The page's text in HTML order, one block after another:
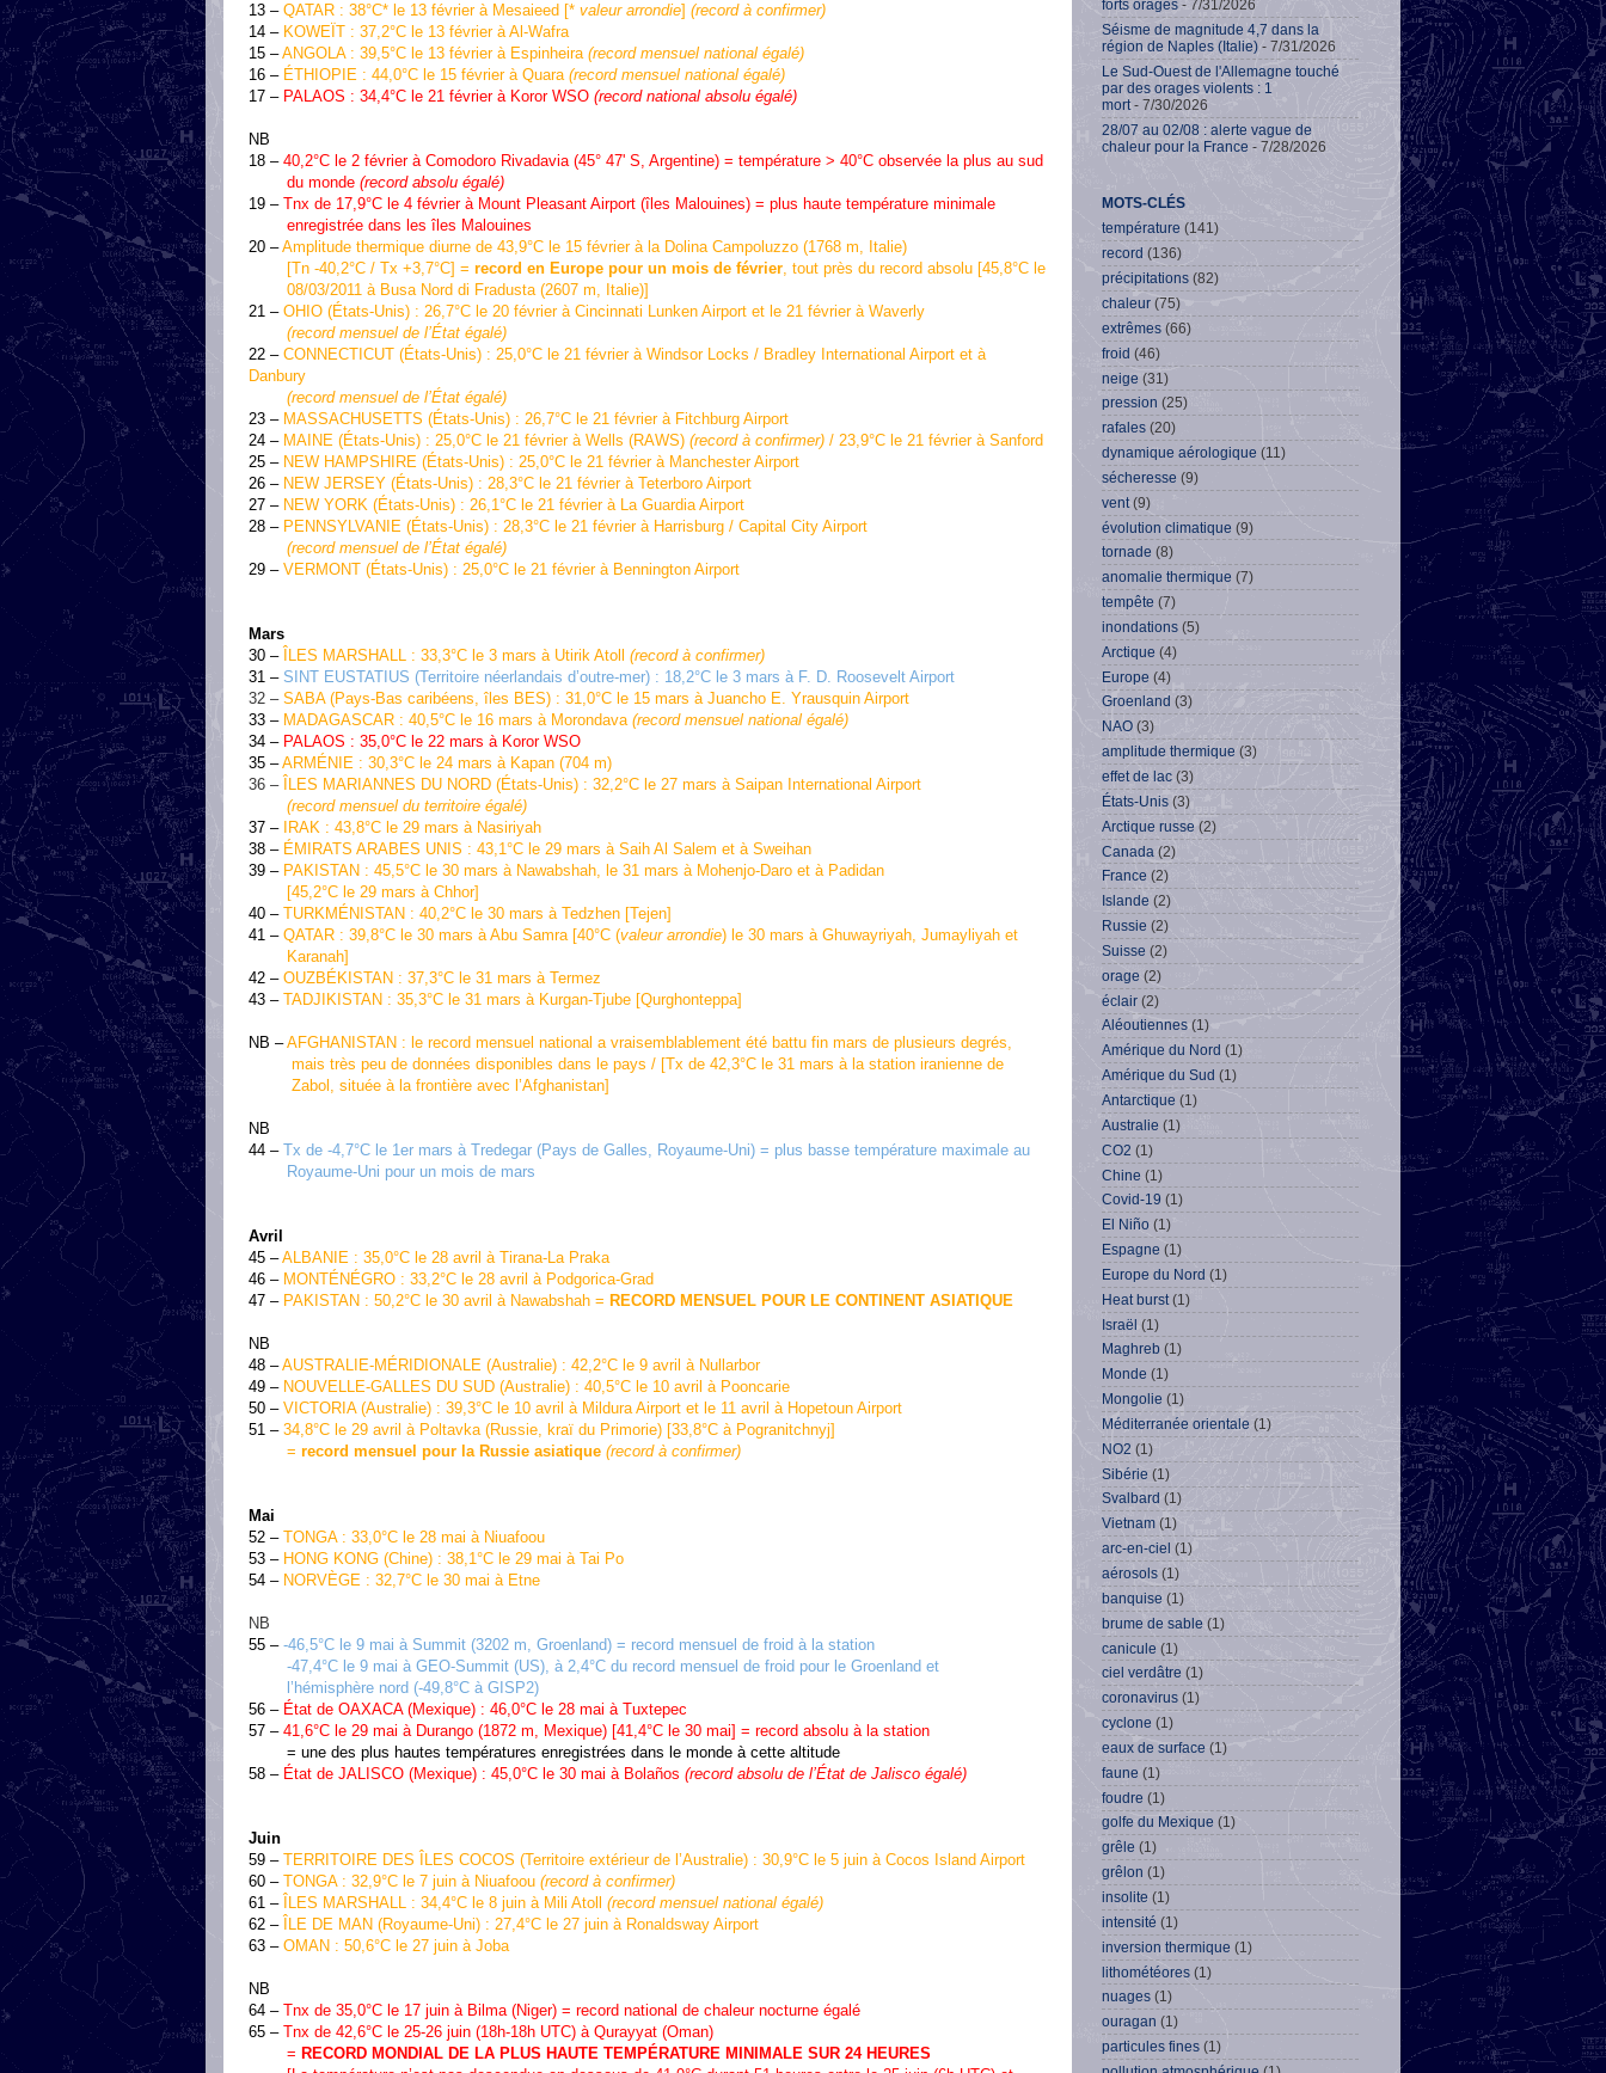
13 – QATAR : 38°C* le 13 février à Mesaieed [* valeur arrondie] (record à confirmer)
14 – KOWEÏT : 37,2°C le 13 février à Al-Wafra
15 – ANGOLA : 39,5°C le 13 février à Espinheira (record mensuel national égalé)
16 – ÉTHIOPIE : 44,0°C le 15 février à Quara (record mensuel national égalé)
17 – PALAOS : 34,4°C le 21 février à Koror WSO (record national absolu égalé)
NB
18 –40,2°C le 2 février à Comodoro Rivadavia (45° 47' S, Argentine) = température > 40°C observée la plus au sud
du monde (record absolu égalé)
19 –Tnx de 17,9°C le 4 février à Mount Pleasant Airport (îles Malouines) = plus haute température minimale
enregistrée dans les îles Malouines
20 –Amplitude thermique diurne de 43,9°C le 15 février à la Dolina Campoluzzo (1768 m, Italie)
[Tn -40,2°C / Tx +3,7°C] = record en Europe pour un mois de février, tout près du record absolu [45,8°C le
08/03/2011 à Busa Nord di Fradusta (2607 m, Italie)]
21 –OHIO (États-Unis) : 26,7°C le 20 février à Cincinnati Lunken Airport et le 21 février à Waverly
(record mensuel de l’État égalé)
22 – CONNECTICUT (États-Unis) : 25,0°C le 21 février à Windsor Locks / Bradley International Airport et à
Danbury
(record mensuel de l’État égalé)
23 – MASSACHUSETTS (États-Unis) : 26,7°C le 21 février à Fitchburg Airport
24 –MAINE (États-Unis) : 25,0°C le 21 février à Wells (RAWS) (record à confirmer) / 23,9°C le 21 février à Sanford
25 –NEW HAMPSHIRE (États-Unis) : 25,0°C le 21 février à Manchester Airport
26 – NEW JERSEY (États-Unis) : 28,3°C le 21 février à Teterboro Airport
27 – NEW YORK (États-Unis) : 26,1°C le 21 février à La Guardia Airport
28 – PENNSYLVANIE (États-Unis) : 28,3°C le 21 février à Harrisburg / Capital City Airport
(record mensuel de l’État égalé)
29 – VERMONT (États-Unis) : 25,0°C le 21 février à Bennington Airport
Mars
30 –
ÎLES MARSHALL : 33,3°C le 3 mars à Utirik Atoll (record à confirmer)
31 – SINT EUSTATIUS (Territoire néerlandais d’outre-mer) : 18,2°C le 3 mars à F. D. Roosevelt Airport
32 – SABA (Pays-Bas caribéens, îles BES) : 31,0°C le 15 mars à Juancho E. Yrausquin Airport
33 – MADAGASCAR : 40,5°C le 16 mars à Morondava (record mensuel national égalé)
34 – PALAOS : 35,0°C le 22 mars à Koror WSO
35 – ARMÉNIE : 30,3°C le 24 mars à Kapan (704 m)
36 – ÎLES MARIANNES DU NORD (États-Unis) : 32,2°C le 27 mars à Saipan International Airport
(record mensuel du territoire égalé)
37 –
IRAK : 43,8°C le 29 mars à Nasiriyah
38 – ÉMIRATS ARABES UNIS : 43,1°C le 29 mars à Saih Al Salem et à Sweihan
39 – PAKISTAN : 45,5°C le 30 mars à Nawabshah, le 31 mars à Mohenjo-Daro et à Padidan
[45,2°C le 29 mars à Chhor]
40 – TURKMÉNISTAN : 40,2°C le 30 mars à Tedzhen [Tejen]
41 – QATAR : 39,8°C le 30 mars à Abu Samra [40°C (valeur arrondie) le 30 mars à Ghuwayriyah, Jumayliyah et
Karanah]
42 – OUZBÉKISTAN : 37,3°C le 31 mars à Termez
43 – TADJIKISTAN : 35,3°C le 31 mars à Kurgan-Tjube [Qurghonteppa]
NB – AFGHANISTAN : le record mensuel national a vraisemblablement été battu fin mars de plusieurs degrés,
mais très peu de données disponibles dans le pays / [Tx de 42,3°C le 31 mars à la station iranienne de
Zabol, située à la frontière avec l’Afghanistan]
NB
44 –Tx de -4,7°C le 1er mars à Tredegar (Pays de Galles, Royaume-Uni) = plus basse température maximale au
Royaume-Uni pour un mois de mars
Avril
45 – ALBANIE : 35,0°C le 28 avril à Tirana-La Praka
46 – MONTÉNÉGRO : 33,2°C le 28 avril à Podgorica-Grad
47 – PAKISTAN : 50,2°C le 30 avril à Nawabshah = RECORD MENSUEL POUR LE CONTINENT ASIATIQUE
NB
48 – AUSTRALIE-MÉRIDIONALE (Australie) : 42,2°C le 9 avril à Nullarbor
49 – NOUVELLE-GALLES DU SUD (Australie) : 40,5°C le 10 avril à Pooncarie
50 – VICTORIA (Australie) : 39,3°C le 10 avril à Mildura Airport et le 11 avril à Hopetoun Airport
51 – 34,8°C le 29 avril à Poltavka (Russie, kraï du Primorie) [33,8°C à Pogranitchnyj]
= record mensuel pour la Russie asiatique (record à confirmer)
Mai
52 – TONGA : 33,0°C le 28 mai à Niuafoou
53 – HONG KONG (Chine) : 38,1°C le 29 mai à Tai Po
54 – NORVÈGE : 32,7°C le 30 mai à Etne
NB
55 – -46,5°C le 9 mai à Summit (3202 m, Groenland) = record mensuel de froid à la station
-47,4°C le 9 mai à GEO-Summit (US), à 2,4°C du record mensuel de froid pour le Groenland et
l’hémisphère nord (-49,8°C à GISP2)
56 – État de OAXACA (Mexique) : 46,0°C le 28 mai à Tuxtepec
57 – 41,6°C le 29 mai à Durango (1872 m, Mexique) [41,4°C le 30 mai] = record absolu à la station
= une des plus hautes températures enregistrées dans le monde à cette altitude
58 – État de JALISCO (Mexique) : 45,0°C le 30 mai à Bolaños (record absolu de l’État de Jalisco égalé)
Juin
59 – TERRITOIRE DES ÎLES COCOS (Territoire extérieur de l’Australie) : 30,9°C le 5 juin à Cocos Island Airport
60 – TONGA : 32,9°C le 7 juin à Niuafoou (record à confirmer)
61 –
ÎLES MARSHALL : 34,4°C le 8 juin à Mili Atoll (record mensuel national égalé)
62 –
ÎLE DE MAN (Royaume-Uni) : 27,4°C le 27 juin à Ronaldsway Airport
63 – OMAN : 50,6°C le 27 juin à Joba
NB
64 – Tnx de 35,0°C le 17 juin à Bilma (Niger) = record national de chaleur nocturne égalé
65 – Tnx de 42,6°C le 25-26 juin (18h-18h UTC) à Qurayyat (Oman)
= RECORD MONDIAL DE LA PLUS HAUTE TEMPÉRATURE MINIMALE SUR 24 HEURES
forts orages - 7/31/2026
Séisme de magnitude 4,7 dans la
région de Naples (Italie) - 7/31/2026
Le Sud-Ouest de l'Allemagne touché
par des orages violents : 1
mort- 7/30/2026
28/07 au 02/08 : alerte vague de
chaleur pour la France - 7/28/2026
MOTS-CLÉS
température (141)
record (136)
précipitations (82)
chaleur (75)
extrêmes (66)
froid (46)
neige (31)
pression (25)
rafales (20)
dynamique aérologique (11)
sécheresse (9)
vent (9)
évolution climatique (9)
tornade (8)
anomalie thermique (7)
tempête (7)
inondations (5)
Arctique (4)
Europe (4)
Groenland (3)
NAO (3)
amplitude thermique (3)
effet de lac (3)
États-Unis (3)
Arctique russe (2)
Canada (2)
France (2)
Islande (2)
Russie (2)
Suisse (2)
orage (2)
éclair (2)
Aléoutiennes (1)
Amérique du Nord (1)
Amérique du Sud (1)
Antarctique (1)
Australie (1)
CO2 (1)
Chine (1)
Covid-19 (1)
El Niño (1)
Espagne (1)
Europe du Nord (1)
Heat burst (1)
Israël (1)
Maghreb (1)
Monde (1)
Mongolie (1)
Méditerranée orientale (1)
NO2 (1)
Sibérie (1)
Svalbard (1)
Vietnam (1)
arc-en-ciel (1)
aérosols (1)
banquise (1)
brume de sable (1)
canicule (1)
ciel verdâtre (1)
coronavirus (1)
cyclone (1)
eaux de surface (1)
faune (1)
foudre (1)
golfe du Mexique (1)
grêle (1)
grêlon (1)
insolite (1)
intensité (1)
inversion thermique (1)
lithométéores (1)
nuages (1)
ouragan (1)
particules fines (1)